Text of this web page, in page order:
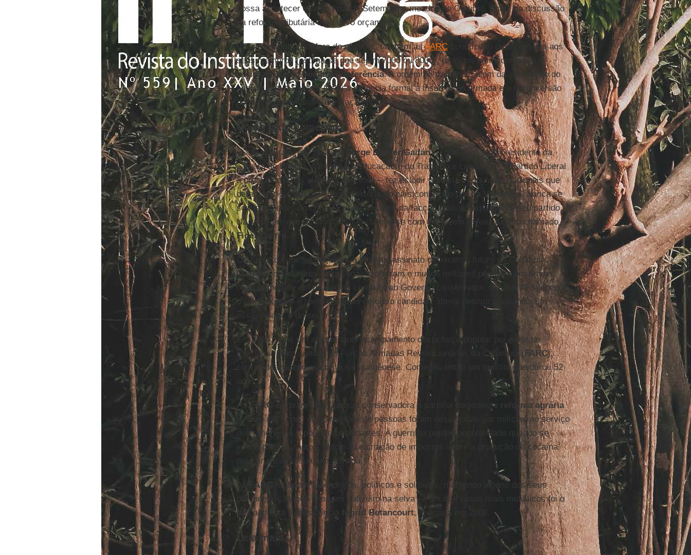
possa acontecer entre o final de Setembro e meados de Outubro, antes da discussão
da reforma tributária e do novo orçamento.
Por se encontrarem fora do sistema, também asFARCconduzirão uma consulta aos
seus membros (estima-se que sejam 7000 ou 8000), reunidos num congresso
designado comoDécima Conferência. A ordem de trabalhos, além da aprovação do
acordo com o Estado, inclui a renúncia formal à insurreição armada e a reconversão
do movimento numa organização política.
Como tudo começou
O assassinato, em 1948, de Jorge Eliecer Gaitán— que tinha sido presidente da
câmara de Bogotá, ministro da Educação e do Trabalho e candidato do Partido Liberal
à presidência nas eleições de 1950 — fez eclodir protestos populares nacionais que
deram início a um período da História do país conhecido porLa Violencia. Nunca se
soube o motivo do crime. Era o candidato da facção mais à esquerda do seu partido.
Na tarde em que foi morto, iria encontrar-se com um jovem revolucionário chamado
Fidel Castro
Os tumultos que se seguiram a este assassinato definiram o futuro da Colômbia.
Dezenas de milhares de pessoas morreram e muitos milhares pegaram em armas,
organizando-se em grupos de combate ao Governo conservador, que em 49 suspende
o Parlamento e é reeleito depois de outro candidato liberal desistir após mais um
assassinato, o do seu irmão.
Em 1964, após um ataque a um acampamento desta força popular por parte do
Exército, foram criadas as Forças Armadas Revolucionárias da Colômbia (FARC),
com o ideal social marxista na sua gênese. Começou então um conflito que durou 52
anos.
AsFARC exigiram da oligarquia conservadora a partilha do poder, a
reforma agrária
— num país onde cinco milhões de pessoas foram desalojadas por milícias ao serviço
dos rancheiros e por narcotraficantes. A guerrilha perdeu popularidade quando se
voltou para os raptos, extorsão e criação de impostos sobre a produção de cocaína
para financiar a sua luta armada.
As FARC
raptaram fazendeiros, políticos e soldados, mantendo alguns dos seus
prisioneiros longos anos em cativeiro na selva — um dos casos mais midiáticos foi o
da candidata à presidência
Ingrid Betancourt, libertada em 2008.
Leia mais...